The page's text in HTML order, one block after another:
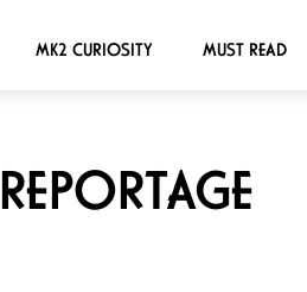
MK2 CURIOSITY MUST READ
REPORTAGE